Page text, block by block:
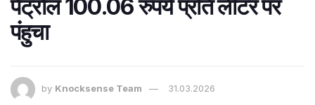
पेट्रोल 100.06 रुपये प्रति लीटर पर
पंहुचा
by Knocksense Team 31.03.2026